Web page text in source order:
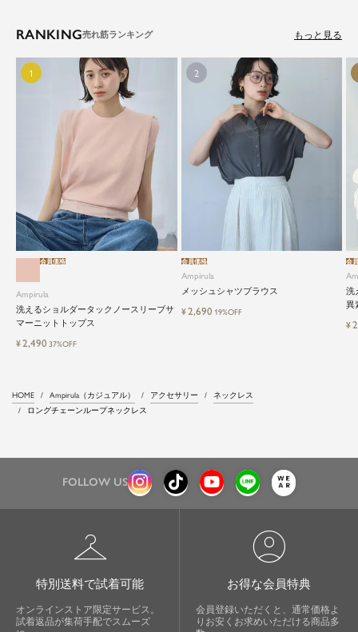
RANKING もっと見る
Ampirula
洗えるショルダータックノースリーブサ
マーニットトップス
会員価格
¥2,490 37%OFF
Ampirula
メッシュシャツブラウス
会員価格
¥2,690 19%OFF
洗
異
会
¥
HOME Ampirula（カジュアル） アクセサリー
ネックレス
ロングチェーンループネックレス
FOLLOW US
checkroom
特別送料で試着可能
オンラインストア限定サービス。
試着返品が集荷手配でスムーズ
account_circle
お得な会員特典
会員登録いただくと、通常価格よ
りお安くお求めいただける商品多